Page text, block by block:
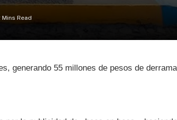
Mins Read
generando 55 millones de pesos de